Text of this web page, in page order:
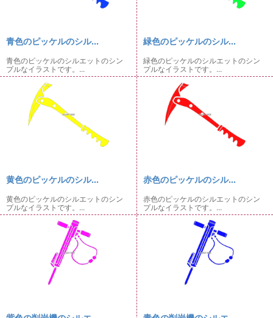
青色のピッケルのシル...
青色のピッケルのシルエットのシン
プルなイラストです。...
緑色のピッケルのシル...
緑色のピッケルのシルエットのシン
プルなイラストです。...
黄色のピッケルのシル...
黄色のピッケルのシルエットのシン
プルなイラストです。...
赤色のピッケルのシル...
赤色のピッケルのシルエットのシン
プルなイラストです。...